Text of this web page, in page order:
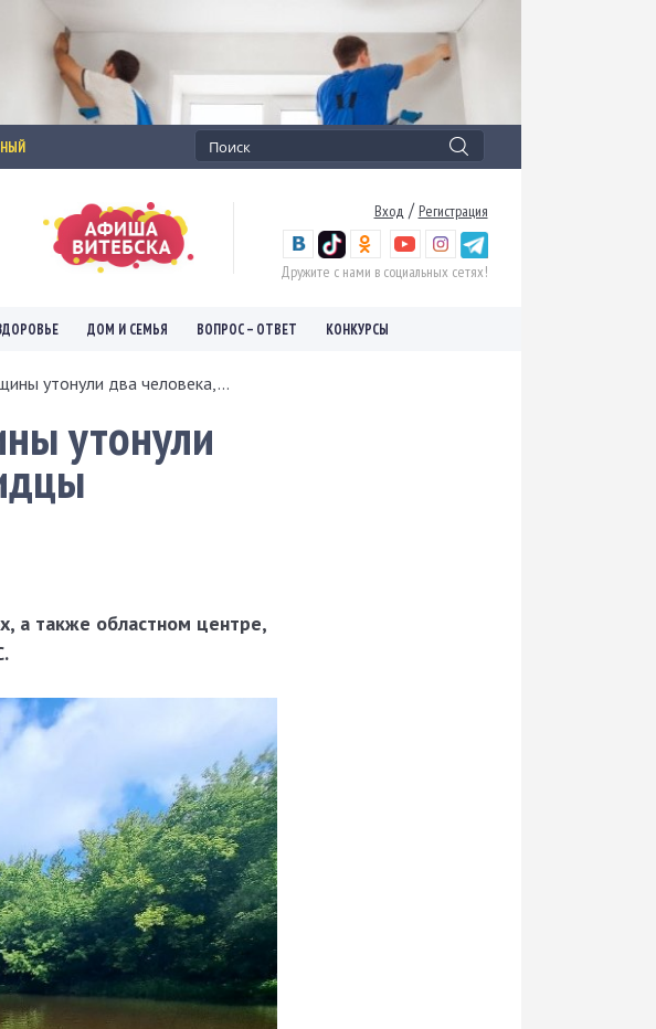
Вход / Регистрация
Дружите с нами в социальных сетях!
ДОМ И СЕМЬЯ ВОПРОС – ОТВЕТ КОНКУРСЫ
утонули два человека,...
утонули
а также областном центре,